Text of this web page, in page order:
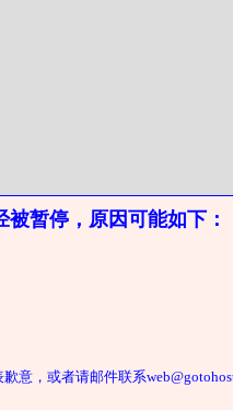
暂停，原因可能如下：
意，或者请邮件联系